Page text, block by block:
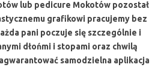
lub pedicure Mokotów pozostał
grafikowi pracujemy bez
pani poczuje się szczególnie i
dłońmi i stopami oraz chwilą
samodzielna aplikacja